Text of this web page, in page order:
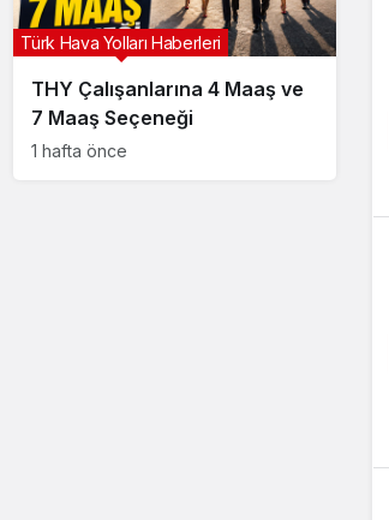
THY Çalışanlarına 4 Maaş ve
7 Maaş Seçeneği
Türk Hava Yolları Haberleri
1 hafta önce